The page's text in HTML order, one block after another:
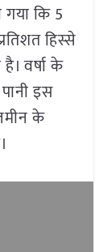
गया कि 5
हिस्से
वर्षा के
इस
के